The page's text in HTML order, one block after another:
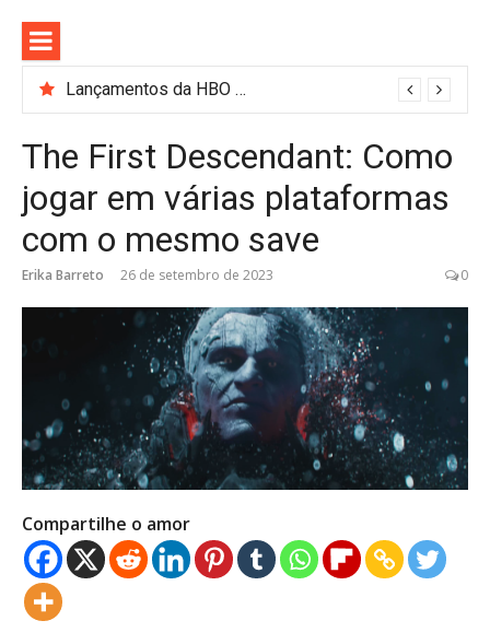
para
conteúdo
Lançamentos da HBO Max em Agosto: Lanternas, Casa do Dragão e Mais! [Filmes/Séries/Documentários e mais]
The First Descendant: Como
jogar em várias plataformas
com o mesmo save
Erika Barreto 26 de setembro de 2023 0
Compartilhe o amor